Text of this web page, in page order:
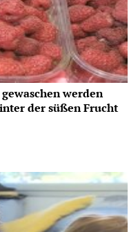
werden
der süßen Frucht